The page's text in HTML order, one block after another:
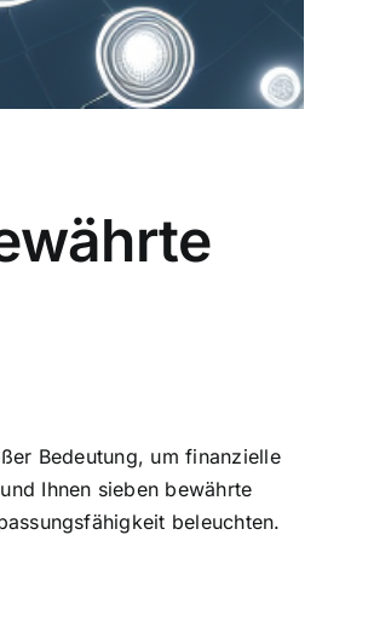
Bedeutung, umfinanzielle
Ihnen sieben bewährte
beleuchten.